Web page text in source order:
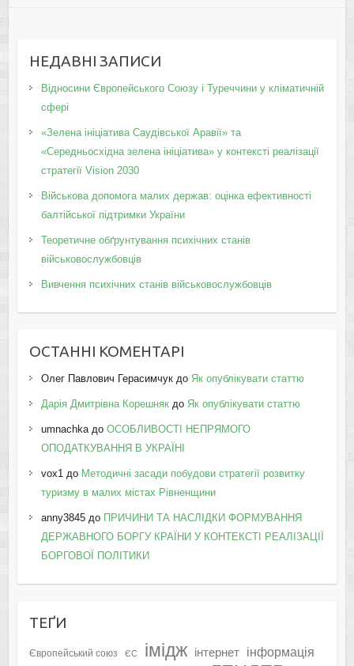
НЕДАВНІ ЗАПИСИ
Відносини Європейського Союзу і Туреччини у кліматичній
сфері
«Зелена ініціатива Саудівської Аравії» та
«Середньосхідна зелена ініціатива» у контексті реалізації
стратегії Vision 2030
Військова допомога малих держав: оцінка ефективності
балтійської підтримки України
Теоретичне обґрунтування психічних станів
військовослужбовців
Вивчення психічних станів військовослужбовців
ОСТАННІ КОМЕНТАРІ
Олег Павлович Герасимчукдо Як опублікувати статтю
Дарія Дмитрівна Корешнякдо Як опублікувати статтю
umnachkaдо ОСОБЛИВОСТІ НЕПРЯМОГО
ОПОДАТКУВАННЯ В УКРАЇНІ
vox1до Методичні засади побудови стратегії розвитку
туризму в малих містах Рівненщини
anny3845до ПРИЧИНИ ТА НАСЛІДКИ ФОРМУВАННЯ
ДЕРЖАВНОГО БОРГУ КРАЇНИ У КОНТЕКСТІ РЕАЛІЗАЦІЇ
БОРГОВОЇ ПОЛІТИКИ
ТЕҐИ
Європейський союз ЄС імідж інтернет інформація